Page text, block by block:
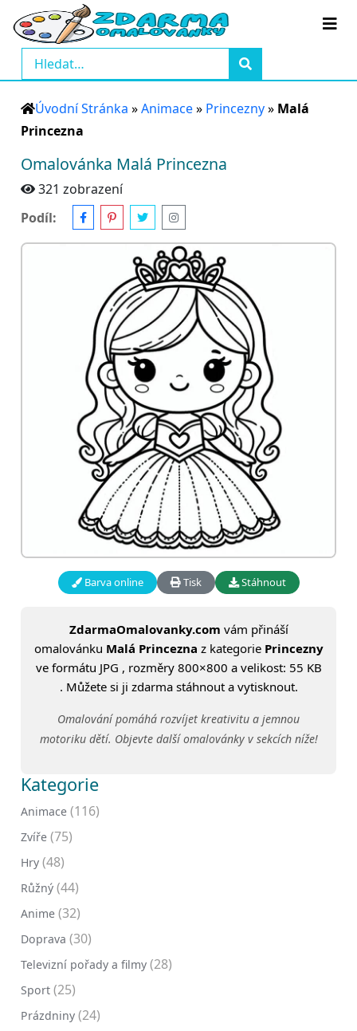
Úvodní Stránka »Animace» Princezny» Malá
Princezna
Omalovánka Malá Princezna
321 zobrazení
Podíl:
Barva online Tisk Stáhnout
ZdarmaOmalovanky.com vám přináší
omalovánku Malá Princezna z kategorie Princezny
ve formátu JPG , rozměry 800×800 a velikost: 55 KB
. Můžete si ji zdarma stáhnout a vytisknout.
Omalování pomáhá rozvíjet kreativitu a jemnou
motoriku dětí. Objevte další omalovánky v sekcích níže!
Kategorie
Animace (116)
Zvíře (75)
Hry (48)
Růžný (44)
Anime (32)
Doprava (30)
Televizní pořady a filmy (28)
Sport (25)
Prázdniny (24)